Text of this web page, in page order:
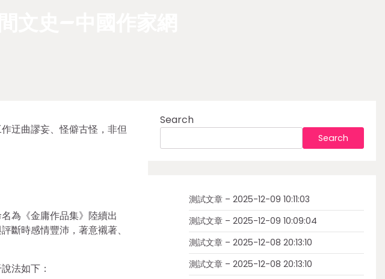
迂曲謬妄、怪僻古怪，非但
為《金庸作品集》陸續出
斷時感情豐沛，著意襯著、
法如下：
Search
Search
測試文章 – 2025-12-09 10:11:03
測試文章 – 2025-12-09 10:09:04
測試文章 – 2025-12-08 20:13:10
測試文章 – 2025-12-08 20:13:10